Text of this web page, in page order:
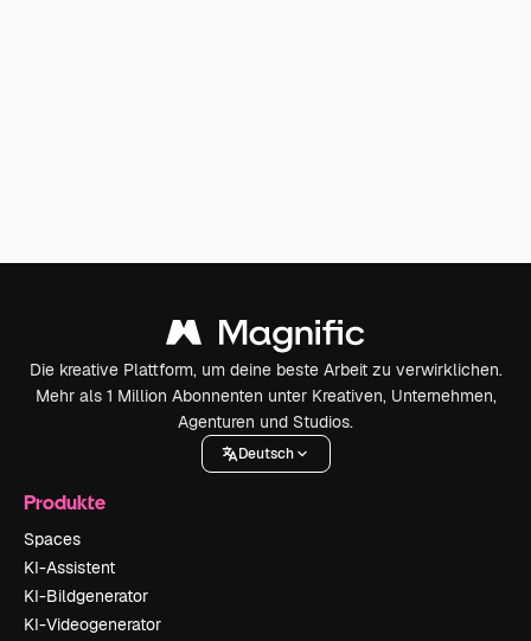
Die kreative Plattform, um deine beste Arbeit zu verwirklichen.
Mehr als 1 Million Abonnenten unter Kreativen, Unternehmen,
Agenturen und Studios.
Deutsch
Produkte
Spaces
KI-Assistent
KI-Bildgenerator
KI-Videogenerator